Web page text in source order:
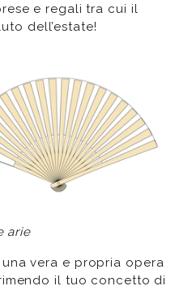
e regali tra cui il
dell’estate!
arie
vera e propria opera
il tuo concetto di